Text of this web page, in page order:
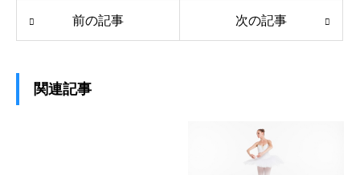
前の記事 次の記事
関連記事